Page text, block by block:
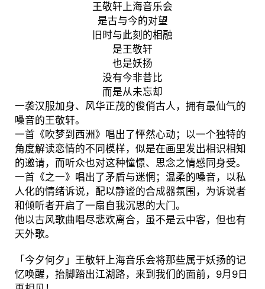
王敬轩上海音乐会
是古与今的对望
旧时与此刻的相融
是王敬轩
也是妖扬
没有今非昔比
而是从未忘却
一袭汉服加身、风华正茂的俊俏古人，拥有最仙气的
嗓音的王敬轩。
一首《吹梦到西洲》唱出了怦然心动；以一个独特的
角度解读恋情的不同模样，似是在画里发出相识相知
的邀请，而听众也对这种憧憬、思念之情感同身受。
一首《之一》唱出了矛盾与迷惘；温柔的嗓音，以私
人化的情绪诉说，配以静谧的合成器氛围，为诉说者
和倾听者开启了一扇自我沉思的大门。
他以古风歌曲唱尽悲欢离合，虽不是云中客，但也有
天外歌。
「今夕何夕」王敬轩上海音乐会将那些属于妖扬的记
忆唤醒，抬脚踏出江湖路，来到我们的面前，9月9日